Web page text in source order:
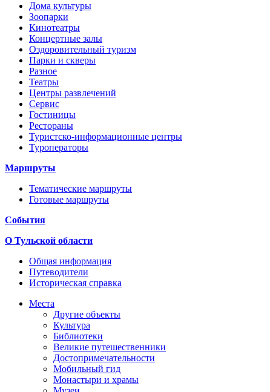
Дома культуры
Зоопарки
Кинотеатры
Концертные залы
Оздоровительный туризм
Парки и скверы
Разное
Театры
Центры развлечений
Сервис
Гостиницы
Рестораны
Туристско-информационные центры
Туроператоры
Маршруты
Тематические маршруты
Готовые маршруты
События
О Тульской области
Общая информация
Путеводители
Историческая справка
Места
Другие объекты
Культура
Библиотеки
Великие путешественники
Достопримечательности
Мобильный гид
Монастыри и храмы